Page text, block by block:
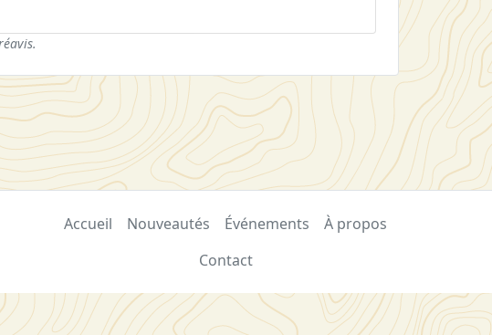
Accueil Nouveautés Événements
À propos
Contact